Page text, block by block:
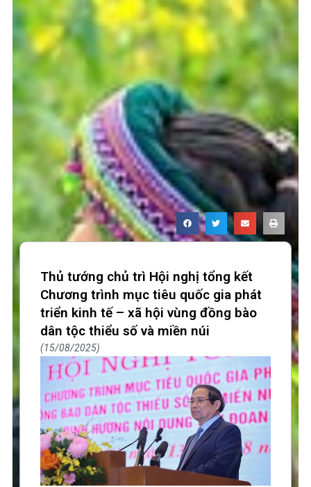
Thủ tướng chủ trì Hội nghị tổng kết
Chương trình mục tiêu quốc gia phát
triển kinh tế – xã hội vùng đồng bào
dân tộc thiểu số và miền núi
15/08/2025